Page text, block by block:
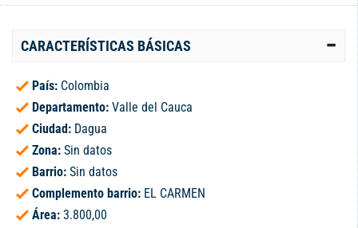
CARACTERÍSTICAS BÁSICAS
País: Colombia
Departamento: Valle del Cauca
Ciudad: Dagua
Zona: Sin datos
Barrio: Sin datos
Complemento barrio: EL CARMEN
Área: 3.800,00